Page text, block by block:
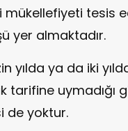
mükellefiyeti tesis
yer almaktadır.
yılda ya da iki
tarifine uymadığı
de yoktur.